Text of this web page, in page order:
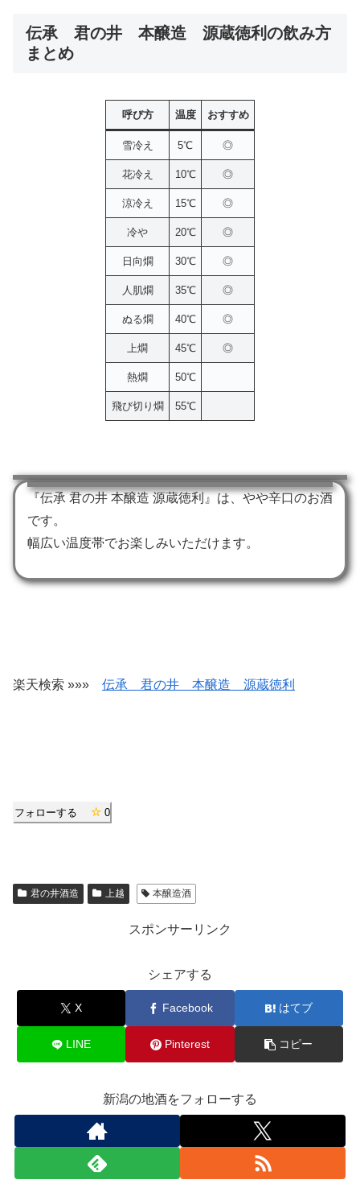
伝承 君の井 本醸造 源蔵徳利の飲み方
まとめ
呼び方 温度 おすすめ
雪冷え 5℃ ◎
花冷え 10℃ ◎
涼冷え 15℃ ◎
冷や 20℃ ◎
日向燗 30℃ ◎
人肌燗 35℃ ◎
ぬる燗 40℃ ◎
上燗 45℃ ◎
熱燗 50℃
飛び切り燗 55℃
『伝承 君の井 本醸造 源蔵徳利』は、やや辛口のお酒
です。
幅広い温度帯でお楽しみいただけます。
楽天検索 »»» 伝承 君の井 本醸造 源蔵徳利
フォローする 0
君の井酒造 上越 本醸造酒
スポンサーリンク
シェアする
X Facebook はてブ
LINE Pinterest コピー
新潟の地酒をフォローする